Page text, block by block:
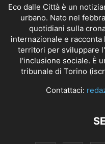
Eco dalle Città è un
urbano. Nato nel
quotidiani sulla
internazionale e
territori per sviluppare
l'inclusione sociale. È
tribunale di Torino
Contattaci: